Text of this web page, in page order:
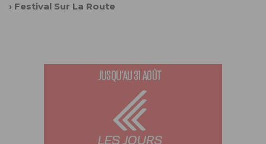
› Festival Sur La Route